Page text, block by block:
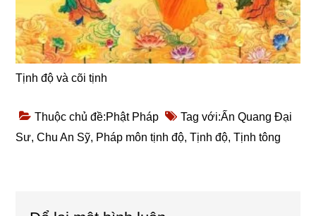
Tịnh độ và cõi tịnh
Thuộc chủ đề:Phật Pháp Tag với:Ấn Quang Đại
Sư,Chu An Sỹ, Pháp môn tịnh độ,Tịnh độ,Tịnh tông